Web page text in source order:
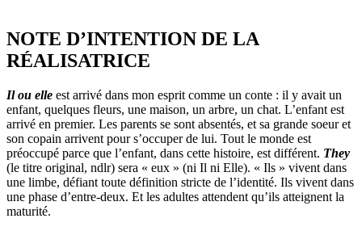
NOTE D’INTENTION DE LA
RÉALISATRICE
Il ou elle est arrivé dans mon esprit comme un conte : il y avait un
enfant, quelques fleurs, une maison, un arbre, un chat. L’enfant est
arrivé en premier. Les parents se sont absentés, et sa grande soeur et
son copain arrivent pour s’occuper de lui. Tout le monde est
préoccupé parce que l’enfant, dans cette histoire, est différent. They
(le titre original, ndlr) sera « eux » (ni Il ni Elle). « Ils » vivent dans
une limbe, défiant toute définition stricte de l’identité. Ils vivent dans
une phase d’entre-deux. Et les adultes attendent qu’ils atteignent la
maturité.